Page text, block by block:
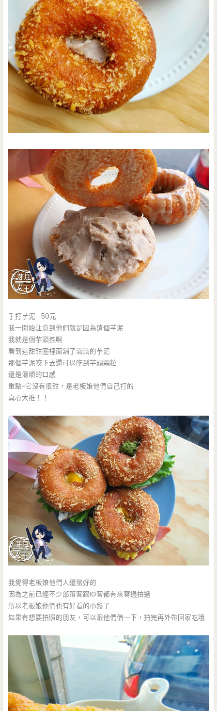
手打芋泥 50元
我一開始注意到他們就是因為這個芋泥
我就是個芋頭控啊
看到這甜甜圈裡面舖了滿滿的芋泥
那個芋泥咬下去還可以吃到芋頭顆粒
還是滑順的口感
重點~它沒有很甜，是老板娘他們自己打的
真心大推！！
我覺得老板娘他們人還蠻好的
因為之前已經不少部落客跟IG客都有來寫過拍過
所以老板娘他們也有好看的小盤子
如果有想要拍照的朋友，可以跟他們借一下，拍完再外帶回家吃哦